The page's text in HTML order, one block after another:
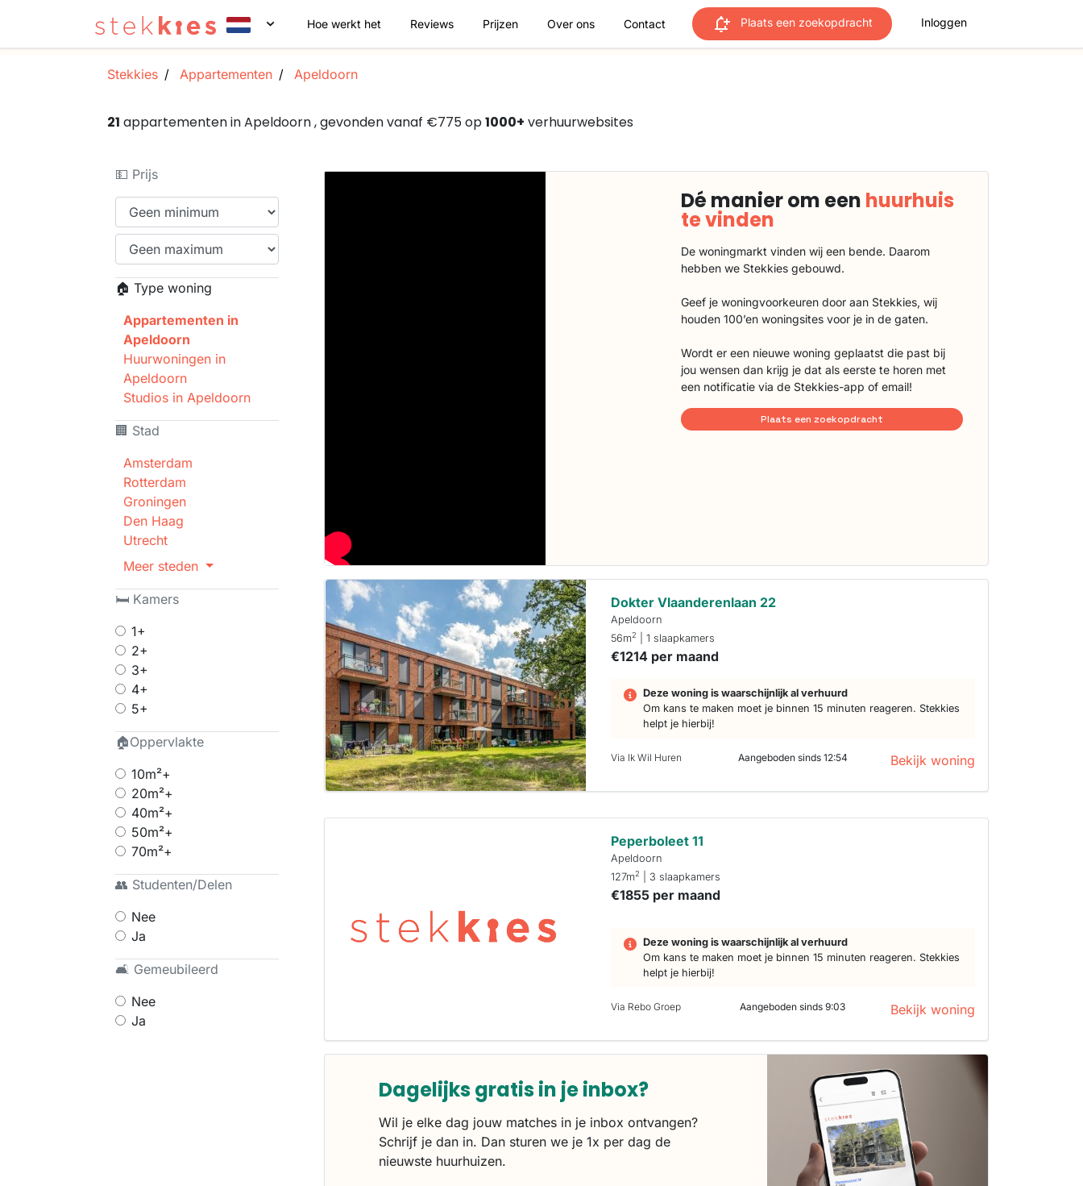
Hoe werkt het Reviews Prijzen Over ons Contact Plaats een zoekopdracht Inloggen
Stekkies Appartementen Apeldoorn
21 appartementen in Apeldoorn , gevonden vanaf €775 op1000+ verhuurwebsites
💵 Prijs
🏠 Type woning
Appartementen in
Apeldoorn
Huurwoningen in
Apeldoorn
Studios in Apeldoorn
🏢 Stad
Amsterdam
Rotterdam
Groningen
Den Haag
Utrecht
Meer steden
🛏 Kamers
1+
2+
3+
4+
5+
🏠Oppervlakte
10m²+
20m²+
40m²+
50m²+
70m²+
👥 Studenten/Delen
Nee
Ja
🛋 Gemeubileerd
Nee
Ja
Dé manier om een huurhuis
te vinden
De woningmarkt vinden wij een bende. Daarom
hebben we Stekkies gebouwd.
Geef je woningvoorkeuren door aan Stekkies, wij
houden 100’en woningsites voor je in de gaten.
Wordt er een nieuwe woning geplaatst die past bij
jou wensen dan krijg je dat als eerste te horen met
een notificatie via de Stekkies-app of email!
Plaats een zoekopdracht
Dokter Vlaanderenlaan 22
Apeldoorn
56m2 | 1 slaapkamers
€1214 per maand
Deze woning is waarschijnlijk al verhuurd
Om kans te maken moet je binnen 15 minuten reageren. Stekkies
helpt je hierbij!
Via Ik Wil Huren Aangeboden sinds 12:54 Bekijk woning
Peperboleet 11
Apeldoorn
127m2 | 3 slaapkamers
€1855 per maand
Deze woning is waarschijnlijk al verhuurd
Om kans te maken moet je binnen 15 minuten reageren. Stekkies
helpt je hierbij!
Via Rebo Groep Aangeboden sinds 9:03 Bekijk woning
Dagelijks gratis in je inbox?
Wil je elke dag jouw matches in je inbox ontvangen?
Schrijf je dan in. Dan sturen we je 1x per dag de
nieuwste huurhuizen.